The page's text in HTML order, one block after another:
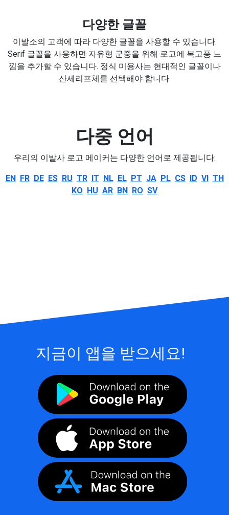
다양한 글꼴
이발소의 고객에 따라 다양한 글꼴을 사용할 수 있습니다.
Serif 글꼴을 사용하면 자유형 군중을 위해 로고에 복고풍 느
낌을 추가할 수 있습니다. 정식 미용사는 현대적인 글꼴이나
산세리프체를 선택해야 합니다.
다중 언어
우리의 이발사 로고 메이커는 다양한 언어로 제공됩니다:
EN FR DE ES RU TR IT NL EL PT JA PL CS ID VI TH
KO HU AR BN RO SV
지금이 앱을 받으세요!